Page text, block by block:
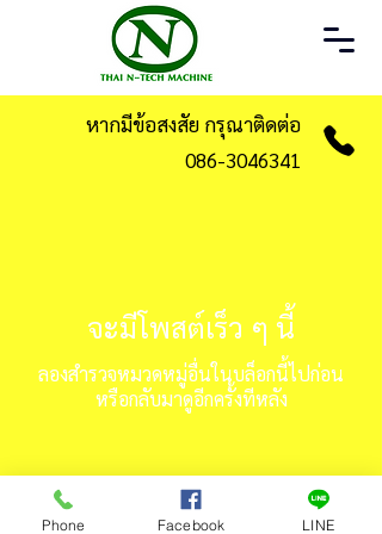
หากมีข้อสงสัย กรุณาติดต่อ
086-3046341
จะมีโพสต์เร็ว ๆ นี้
ลองสำรวจหมวดหมู่อื่นในบล็อกนี้ไปก่อน
หรือกลับมาดูอีกครั้งทีหลัง
Phone Facebook LINE